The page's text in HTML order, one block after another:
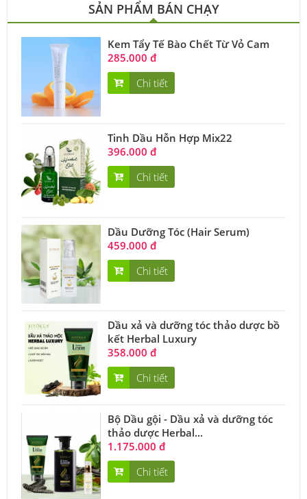
SẢN PHẨM BÁN CHẠY
Kem Tẩy Tế Bào Chết Từ Vỏ Cam
285.000 đ
Chi tiết
Tinh Dầu Hỗn Hợp Mix22
396.000 đ
Chi tiết
Dầu Dưỡng Tóc (Hair Serum)
459.000 đ
Chi tiết
Dầu xả và dưỡng tóc thảo dược bồ
kết Herbal Luxury
358.000 đ
Chi tiết
Bộ Dầu gội - Dầu xả và dưỡng tóc
thảo dược Herbal...
1.175.000 đ
Chi tiết